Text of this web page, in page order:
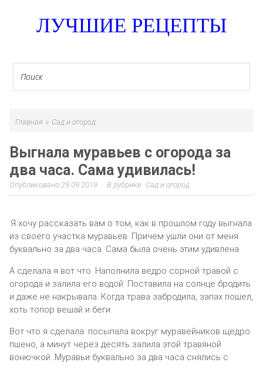
ЛУЧШИЕ РЕЦЕПТЫ
Главная » Сад и огород
Выгнала муравьев с огорода за
два часа. Сама удивилась!
29.09.2019 Сад и огород
Я хочу рассказать вам о том, как в прошлом году выгнала
из своего участка муравьев. Причем ушли они от меня
буквально за два часа. Сама была очень этим удивлена.
А сделала я вот что. Наполнила ведро сорной травой с
огорода и залила его водой. Поставила на солнце бродить
и даже не накрывала. Когда трава забродила, запах пошел,
хоть топор вешай и беги.
Вот что я сделала: посыпала вокруг муравейников щедро
пшено, а минут через десять залила этой травяной
вонючкой. Муравьи буквально за два часа снялись с